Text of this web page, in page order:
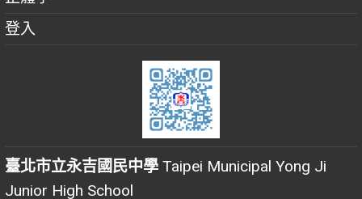
登入
臺北市立永吉國民中學 Taipei Municipal Yong Ji
Junior High School